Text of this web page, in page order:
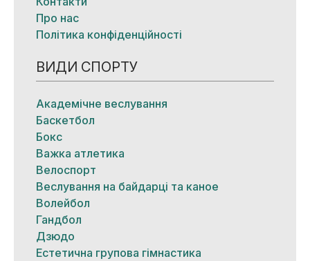
Про нас
Політика конфіденційності
ВИДИ СПОРТУ
Академічне веслування
Баскетбол
Бокс
Важка атлетика
Велоспорт
Веслування на байдарці та каное
Волейбол
Гандбол
Дзюдо
Естетична групова гімнастика